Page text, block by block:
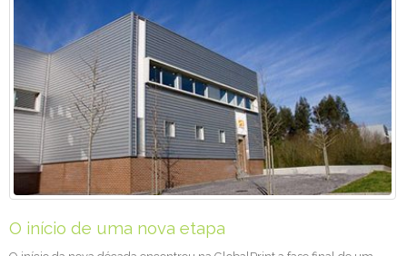
O início de uma nova etapa